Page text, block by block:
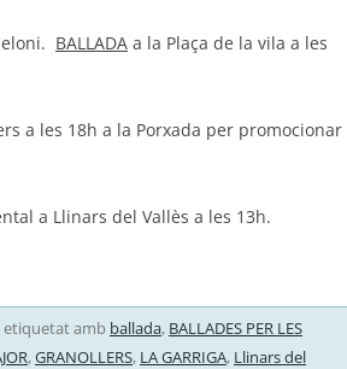
BALLADAa la Plaça de la vila a les
a les 18h a la Porxada per promocionar
a Llinars del Vallès a les 13h.
amb ballada, BALLADES PER LES
,GRANOLLERS, LA GARRIGA, Llinars del